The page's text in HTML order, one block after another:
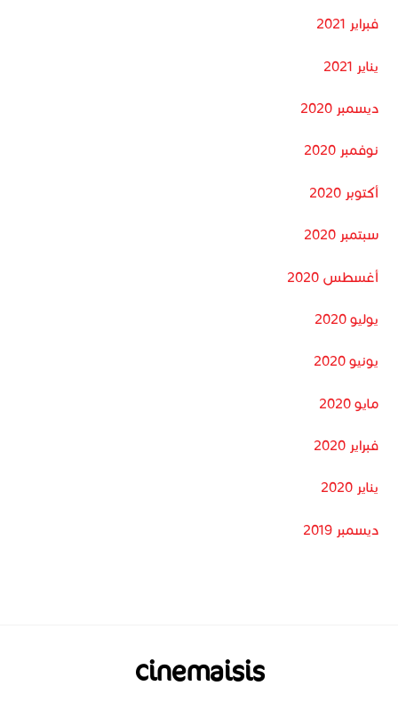
فبراير 2021
يناير 2021
ديسمبر 2020
نوفمبر 2020
أكتوبر 2020
سبتمبر 2020
أغسطس 2020
يوليو 2020
يونيو 2020
مايو 2020
فبراير 2020
يناير 2020
ديسمبر 2019
cinemaisis